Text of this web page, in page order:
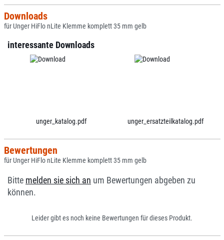
Downloads
für Unger HiFlo nLite Klemme komplett 35 mm gelb
interessante Downloads
unger_katalog.pdf unger_ersatzteilkatalog.pdf
Bewertungen
für Unger HiFlo nLite Klemme komplett 35 mm gelb
Bitte melden sie sich an um Bewertungen abgeben zu
können.
Leider gibt es noch keine Bewertungen für dieses Produkt.